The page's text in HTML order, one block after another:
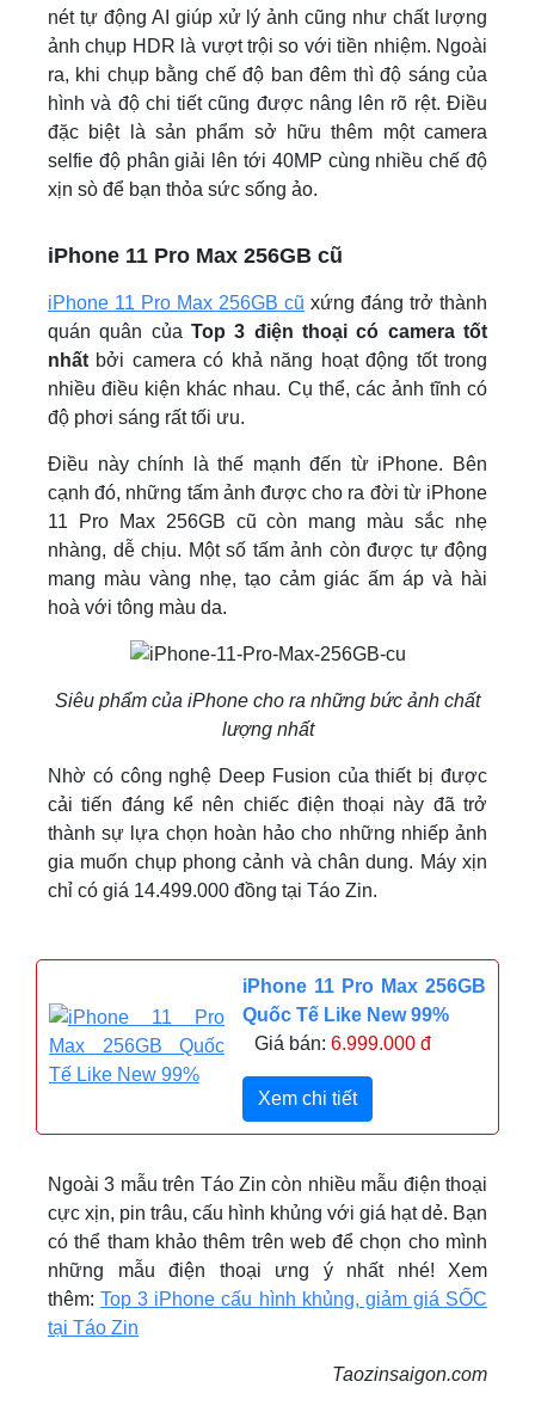
nét tự động AI giúp xử lý ảnh cũng như chất lượng
ảnh chụp HDR là vượt trội so với tiền nhiệm. Ngoài
ra, khi chụp bằng chế độ ban đêm thì độ sáng của
hình và độ chi tiết cũng được nâng lên rõ rệt. Điều
đặc biệt là sản phẩm sở hữu thêm một camera
selfie độ phân giải lên tới 40MP cùng nhiều chế độ
xịn sò để bạn thỏa sức sống ảo.
iPhone 11 Pro Max 256GB cũ
iPhone 11 Pro Max 256GB cũ xứng đáng trở thành
quán quân của Top 3 điện thoại có camera tốt
nhất bởi camera có khả năng hoạt động tốt trong
nhiều điều kiện khác nhau. Cụ thể, các ảnh tĩnh có
độ phơi sáng rất tối ưu.
Điều này chính là thế mạnh đến từ iPhone. Bên
cạnh đó, những tấm ảnh được cho ra đời từ iPhone
11 Pro Max 256GB cũ còn mang màu sắc nhẹ
nhàng, dễ chịu. Một số tấm ảnh còn được tự động
mang màu vàng nhẹ, tạo cảm giác ấm áp và hài
hoà với tông màu da.
Siêu phẩm của iPhone cho ra những bức ảnh chất
lượng nhất
Nhờ có công nghệ Deep Fusion của thiết bị được
cải tiến đáng kể nên chiếc điện thoại này đã trở
thành sự lựa chọn hoàn hảo cho những nhiếp ảnh
gia muốn chụp phong cảnh và chân dung. Máy xịn
chỉ có giá 14.499.000 đồng tại Táo Zin.
iPhone 11 Pro Max 256GB
Quốc Tế Like New 99%
Giá bán: 6.999.000 đ
Xem chi tiết
Ngoài 3 mẫu trên Táo Zin còn nhiều mẫu điện thoại
cực xịn, pin trâu, cấu hình khủng với giá hạt dẻ. Bạn
có thể tham khảo thêm trên web để chọn cho mình
những mẫu điện thoại ưng ý nhất nhé! Xem
thêm:Top 3 iPhone cấu hình khủng, giảm giá SỐC
tại Táo Zin
Taozinsaigon.com